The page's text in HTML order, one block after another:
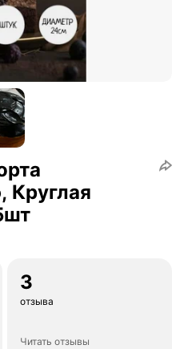
Круглая
3
отзыва
Читать отзывы